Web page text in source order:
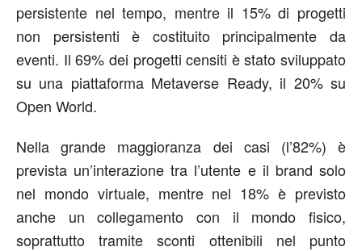
persistente nel tempo, mentre il 15% di progetti
non persistenti è costituito principalmente da
eventi. Il 69% dei progetti censiti è stato sviluppato
su una piattaforma Metaverse Ready, il 20% su
Open World.
Nella grande maggioranza dei casi (l’82%) è
prevista un’interazione tra l’utente e il brand solo
nel mondo virtuale, mentre nel 18% è previsto
anche un collegamento con il mondo fisico,
soprattutto tramite sconti ottenibili nel punto